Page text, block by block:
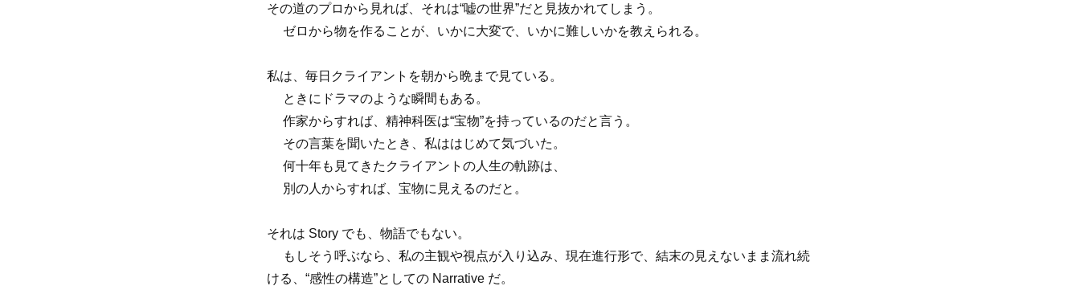
その道のプロから見れば、それは“嘘の世界”だと見抜かれてしまう。
ゼロから物を作ることが、いかに大変で、いかに難しいかを教えられる。
私は、毎日クライアントを朝から晩まで見ている。
ときにドラマのような瞬間もある。
作家からすれば、精神科医は“宝物”を持っているのだと言う。
その言葉を聞いたとき、私ははじめて気づいた。
何十年も見てきたクライアントの人生の軌跡は、
別の人からすれば、宝物に見えるのだと。
それは Story でも、物語でもない。
もしそう呼ぶなら、私の主観や視点が入り込み、現在進行形で、結末の見えないまま流れ続
ける、“感性の構造”としての Narrative だ。